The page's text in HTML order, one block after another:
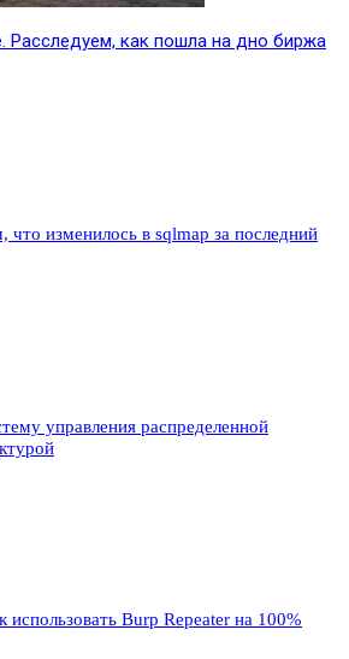
Расследуем, как пошла на дно биржа
что изменилось в sqlmap за последний
управления распределенной
Burp Repeater на 100%